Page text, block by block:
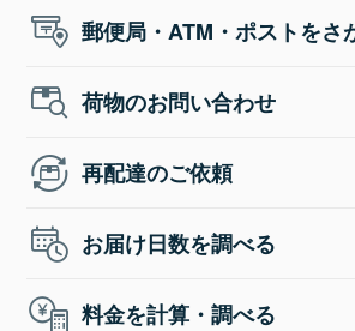
郵便局・ATM・ポストをさ
荷物のお問い合わせ
再配達のご依頼
お届け日数を調べる
料金を計算・調べる